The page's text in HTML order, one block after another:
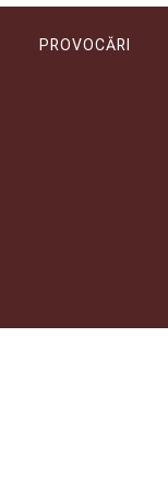
PROVOCĂRI